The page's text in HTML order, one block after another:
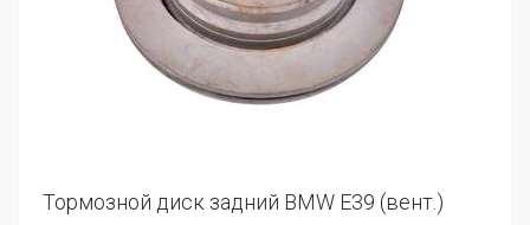
Тормозной диск задний BMW E39 (вент.)